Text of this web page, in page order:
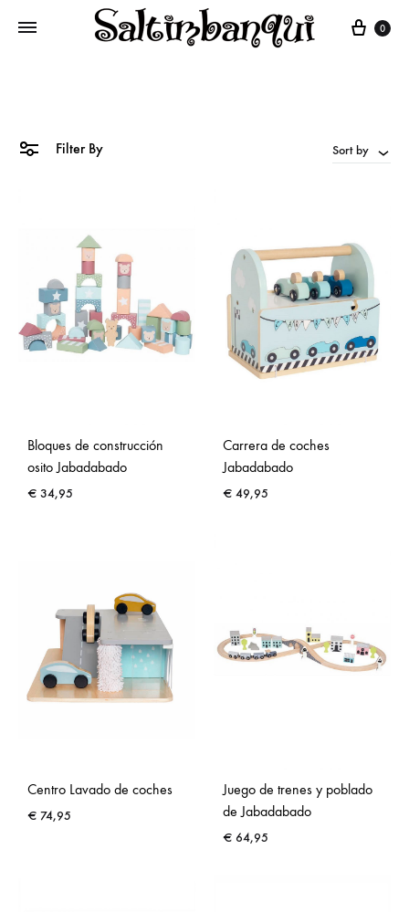
Cart
0
Filter By Sort by
Bloques de construcción
osito Jabadabado
€ 34,95
Carrera de coches
Jabadabado
€ 49,95
Centro Lavado de coches
€ 74,95
Juego de trenes y poblado
de Jabadabado
€ 64,95